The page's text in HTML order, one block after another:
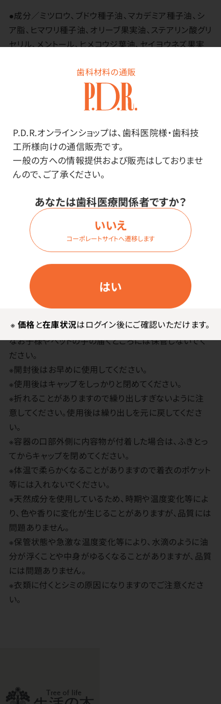
歯科材料の通販
P.D.R.オンラインショップは、歯科医院様・歯科技
工所様向けの通信販売です。
一般の方への情報提供および販売はしておりませ
んので、ご了承ください。
あなたは歯科医療関係者ですか？
はい
いいえ
コーポレートサイトへ遷移します
※ 価格と在庫状況はログイン後にご確認いただけます。
●成分／ミツロウ、ブドウ種子油、マカデミア種子油、シ
ア脂、ヒマワリ種子油、オリーブ果実油、ステアリン酸グリ
セリル、メントール、ヒメコウジ葉油、セイヨウネズ果実
リソウ花／葉／茎エキス、アトラスシーダー木油、ショウ
ガ根油、イタリアイトスギ枝／葉油、スペアミント油、トコ
使用上の注意
※肌が敏感な方や小さなお子様への使用は十分に注意
してください。
※傷やはれもの、湿疹等、異常のある部位には使用しな
いでください。
※肌に異常が生じていないかよく注意して使用してくだ
さい。肌に合わない時は、使用をおやめください。
※使用中、及び使用した肌に直射日光があたった後、赤
み、はれ、かゆみ、刺激、色抜け(白斑等)や黒ずみ等の異
常が現れた時は使用を中止し、専門医に相談されること
をおすすめします。
※極端な冷所、高温多湿、直射日光のあたる場所、小さ
なお子様やペットの手の届くところには保管しないでく
ださい。
※開封後はお早めに使用してください。
※使用後はキャップをしっかりと閉めてください。
※折れることがありますので繰り出しすぎないように注
意してください。使用後は繰り出しを元に戻してくださ
い。
※容器の口部外側に内容物が付着した場合は、ふきとっ
てからキャップを閉めてください。
※体温で柔らかくなることがありますので着衣のポケット
等には入れないでください。
※天然成分を使用しているため、時期や温度変化等によ
り、色や香りに変化が生じることがありますが、品質には
問題ありません。
※保管状態や急激な温度変化等により、水滴のように油
分が浮くことや中身がゆるくなることがありますが、品質
には問題ありません。
※衣類に付くとシミの原因になりますのでご注意くださ
い。